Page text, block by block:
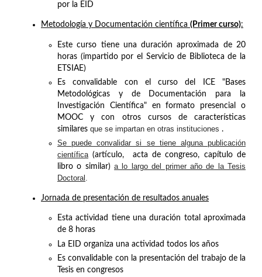
por la EID
Metodología y Documentación científica (Primer curso):
Este curso tiene una duración aproximada de 20
horas (impartido por el Servicio de Biblioteca de la
ETSIAE)
Es convalidable con el curso del ICE "Bases
Metodológicas y de Documentación para la
Investigación Científica" en formato presencial o
MOOC y con otros cursos de características
similares que se impartan en otras instituciones .
Se puede convalidar si se tiene alguna publicación
científica (artículo, acta de congreso, capítulo de
libro o similar)a lo largo del primer año de la Tesis
Doctoral
Jornada de presentación de resultados anuales
Esta actividad tiene una duración total aproximada
de 8 horas
La EID organiza una actividad todos los años
Es convalidable con la presentación del trabajo de la
Tesis en congresos